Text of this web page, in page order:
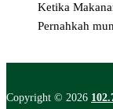
Ketika
Pernahkah
Copyright © 2026